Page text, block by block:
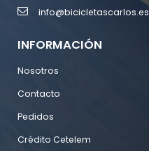
info@bicicletascarlos.es
INFORMACIÓN
Nosotros
Contacto
Pedidos
Crédito Cetelem